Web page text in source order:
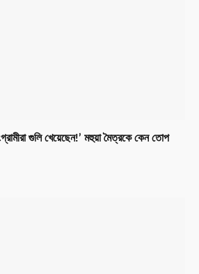
গুলি খেয়েছেন!’ মহুয়া মৈত্রকে কেন তোপ